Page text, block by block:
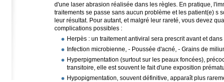
d'une laser abrasion réalisée dans les règles. En pratique,
traitements se passe sans aucun problème et les patient(e) s
leur résultat. Pour autant, et malgré leur rareté, vous devez
complications possibles :
Herpès : un traitement antiviral sera prescrit avant et
Infection microbienne, - Poussée d'acné, - Grains de
Hyperpigmentation (surtout sur les peaux foncées),
transitoire, elle est souvent le fait d'une exposition
Hypopigmentation, souvent définitive, apparaît plus